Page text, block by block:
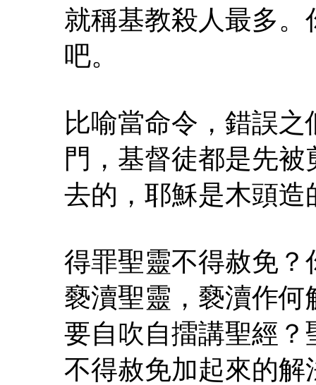
就稱基教殺人最多
吧。
比喻當命令，錯誤
門，基督徒都是先
去的，耶穌是木頭造
得罪聖靈不得赦免
褻瀆聖靈，褻瀆作
要自吹自擂講聖經
不得赦免加起來的解